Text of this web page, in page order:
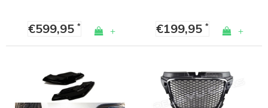
€599,95* + €199,95* +